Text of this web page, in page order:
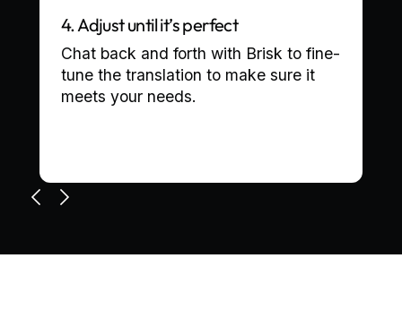
4. Adjust until it’s perfect
Chat back and forth with Brisk to fine-
tune the translation to make sure it
meets your needs.